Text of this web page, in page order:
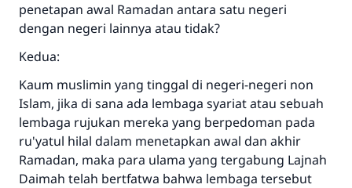
penetapan awal Ramadan antara satu negeri
dengan negeri lainnya atau tidak?
Kedua:
Kaum muslimin yang tinggal di negeri-negeri non
Islam, jika di sana ada lembaga syariat atau sebuah
lembaga rujukan mereka yang berpedoman pada
ru'yatul hilal dalam menetapkan awal dan akhir
Ramadan, maka para ulama yang tergabung Lajnah
Daimah telah bertfatwa bahwa lembaga tersebut